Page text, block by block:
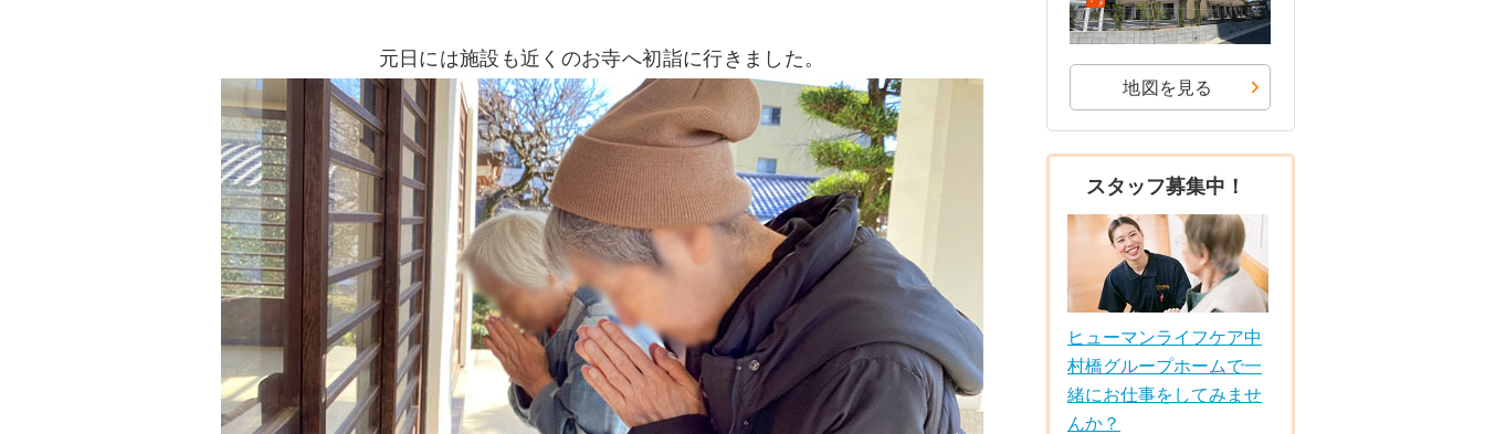
元日には施設も近くのお寺へ初詣に行きました。
地図を見る
スタッフ募集中！
ヒューマンライフケア中
村橋グループホームで一
緒にお仕事をしてみませ
んか？